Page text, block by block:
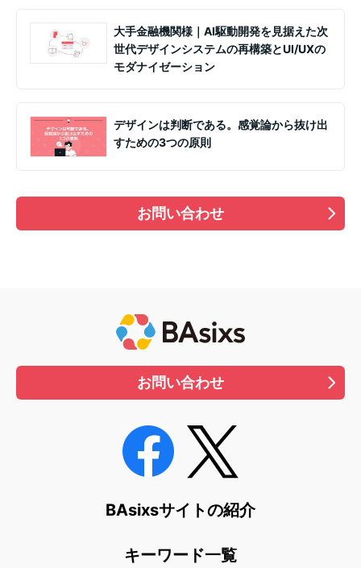
大手金融機関様｜AI駆動開発を見据えた次
世代デザインシステムの再構築とUI/UXの
モダナイゼーション
デザインは判断である。感覚論から抜け出
すための3つの原則
お問い合わせ
お問い合わせ
BAsixsサイトの紹介
キーワード一覧